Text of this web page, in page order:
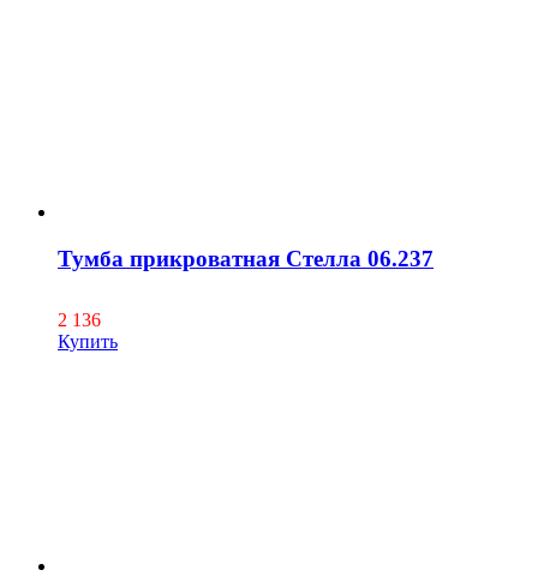
Тумба прикроватная Стелла 06.237
2 136
Купить